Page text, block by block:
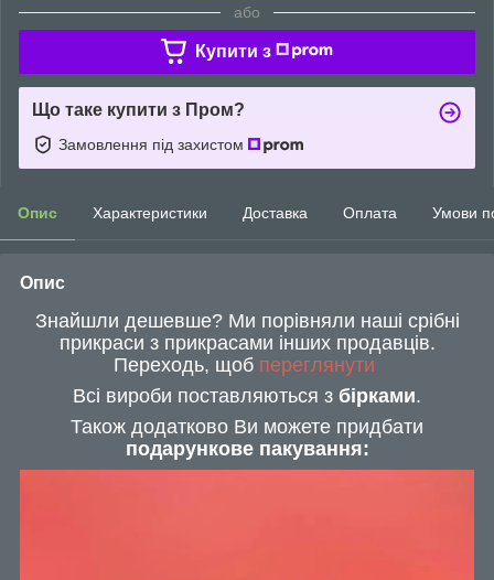
або
Купити з
Що таке купити з Пром?
Замовлення під захистом
Опис Характеристики Доставка Оплата Умови
Опис
Знайшли дешевше? Ми порівняли наші срібні
прикраси з прикрасами інших продавців.
Переходь, щоб переглянути
Всі вироби поставляються з бірками.
Також додатково Ви можете придбати
подарункове пакування: